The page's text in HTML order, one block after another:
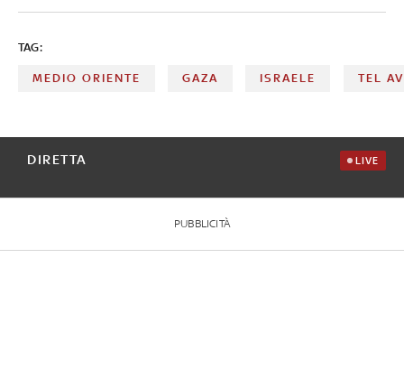
TAG:
MEDIO ORIENTE GAZA ISRAELE TEL
DIRETTA LIVE
PUBBLICITÀ